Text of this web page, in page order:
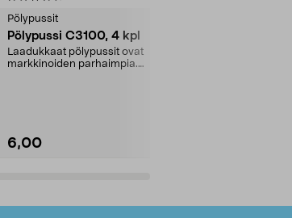
Pölypussit
Pölypussi C3100, 4 kpl
Laadukkaat pölypussit ovat
markkinoiden parhaimpia.
6,00